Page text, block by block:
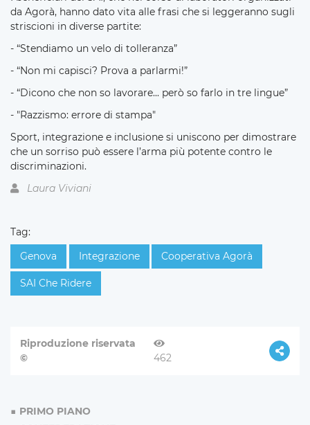
da Agorà, hanno dato vita alle frasi che si leggeranno sugli
striscioni in diverse partite:
- “Stendiamo un velo di tolleranza”
- “Non mi capisci? Prova a parlarmi!”
- “Dicono che non so lavorare... però so farlo in tre lingue”
- "Razzismo: errore di stampa"
Sport, integrazione e inclusione si uniscono per dimostrare
che un sorriso può essere l’arma più potente contro le
discriminazioni.
Laura Viviani
Tag:
Genova
Integrazione Cooperativa Agorà
SAI Che Ridere
Riproduzione riservata
©
462
PRIMO PIANO